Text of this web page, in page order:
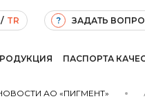
/ TR ? ЗАДАТЬ
ПАСПОРТА
АО «ПИГМЕНТ»